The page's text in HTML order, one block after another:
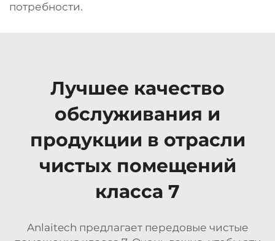
потребности.
Лучшее качество
обслуживания и
продукции в отрасли
чистых помещений
класса 7
Anlaitech предлагает передовые чистые